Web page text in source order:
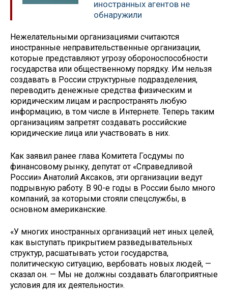
иностранных агентов не
обнаружили
Нежелательными организациями считаются
иностранные неправительственные организации,
которые представляют угрозу обороноспособности
государства или общественному порядку. Им нельзя
создавать в России структурные подразделения,
переводить денежные средства физическим и
юридическим лицам и распространять любую
информацию, в том числе в Интернете. Теперь таким
организациям запретят создавать российские
юридические лица или участвовать в них.
Как заявил ранее глава Комитета Госдумы по
финансовому рынку, депутат от «Справедливой
России» Анатолий Аксаков, эти организации ведут
подрывную работу. В 90-е годы в России было много
компаний, за которыми стояли спецслужбы, в
основном американские.
«У многих иностранных организаций нет иных целей,
как выступать прикрытием разведывательных
структур, расшатывать устои государства,
политическую ситуацию, вербовать новых людей, —
сказал он. — Мы не должны создавать благоприятные
условия для их деятельности».